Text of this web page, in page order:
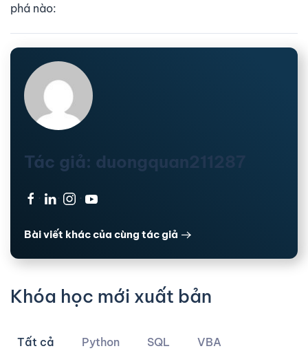
phá nào:
Tác giả: duongquan211287
· · ·
Bài viết khác của cùng tác giả
Khóa học mới xuất bản
Tất cả Python SQL VBA